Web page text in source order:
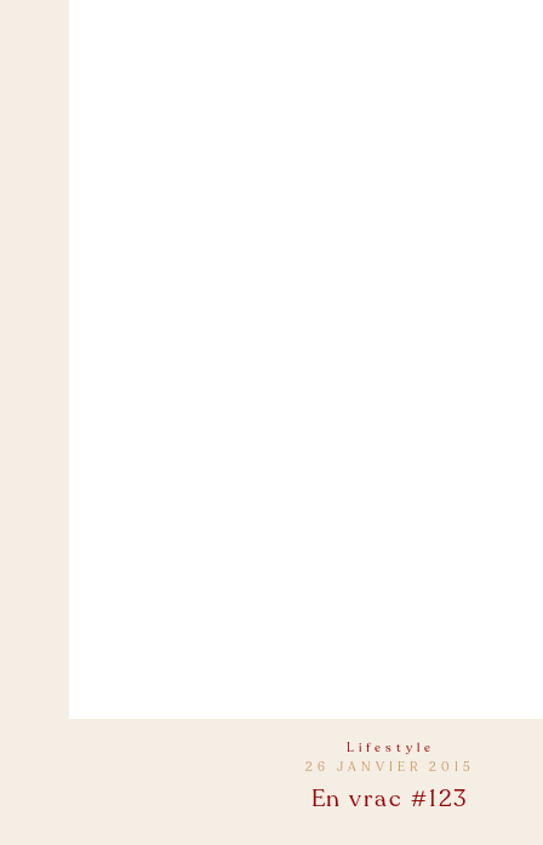
26 JANVIER 2015
En vrac #123
Lifestyle